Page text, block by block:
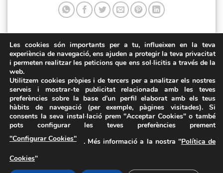
Aquesta entrada va ser publicada a . Marqui com a favorit
elEnllaç permanent.
Heinrichplatz Plaça de l’Església
FAQs
Carrer de la Marina, 315, 08025 Barcelona · 93 347 17 14
Les cookies són importants per a tu, influeixen en la teva
experiència de navegació, ens ajuden a protegir la teva privacitat
i permeten realitzar les peticions que ens sol·licitis a través de la
web.
Utilitzem cookies pròpies i de tercers per a analitzar els nostres
serveis i mostrar-te publicitat relacionada amb les teves
preferències sobre la base d’un perfil elaborat amb els teus
hàbits de navegació (per exemple, pàgines visitades). Si
consents la seva instal·lació prem "Acceptar Cookies" o també
pots configurar les teves preferències prement
"Configurar Cookies"
. Més informació a la nostra "Política de
Cookies"